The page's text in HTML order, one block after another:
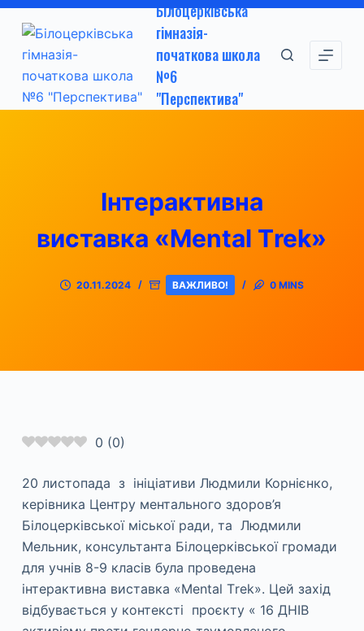
П
е
р
е
й
Білоцерківська
гімназія-
початкова школа
№6
"Перспектива"
Інтерактивна
виставка «Mental Тrek»
20.11.2024 ВАЖЛИВО! 0 MINS
0 (0)
20 листопада з ініціативи Людмили Корнієнко,
керівника Центру ментального здоров’я
Білоцерківської міської ради, та Людмили
Мельник, консультанта Білоцерківської громади
для учнів 8-9 класів була проведена
інтерактивна виставка «Mental Тrek». Цей захід
відбувається у контексті проєкту « 16 ДНІВ